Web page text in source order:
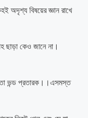
অদৃশ্য বিষয়ের জ্ঞান রাখে
ছাড়া কেও জানে না।
তা ভন্ড প্রতারক।।এসমস্ত